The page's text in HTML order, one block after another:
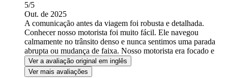
5/5
Out. de 2025
A comunicação antes da viagem foi robusta e detalhada.
Conhecer nosso motorista foi muito fácil. Ele navegou
calmamente no trânsito denso e nunca sentimos uma parada
abrupta ou mudança de faixa. Nosso motorista era focado e
profissional.
Ver a avaliação original em inglês
Ver mais avaliações